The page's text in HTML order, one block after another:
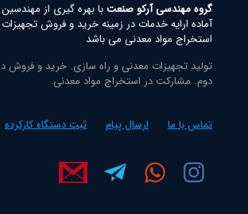
گروه مهندسی آرکو صنعتبا بهره گیری از
آماده ارایه خدمات در زمینه خرید و فروش
استخراج مواد معدنی می باشد
تولید تجهیزات معدنی و راه سازی. خرید و
دوم. مشارکت در استخراج مواد معدنی.
تماس با ما ارسال پیام ثبت دستگاه کارکرده